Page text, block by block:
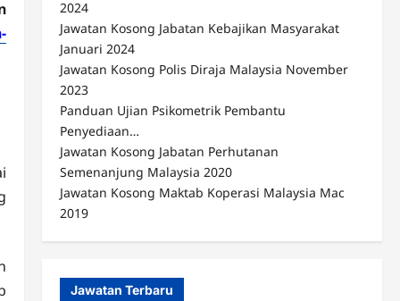
2024
Jawatan Kosong Jabatan Kebajikan Masyarakat
Januari 2024
Jawatan Kosong Polis Diraja Malaysia November
2023
Panduan Ujian Psikometrik Pembantu
Penyediaan…
Jawatan Kosong Jabatan Perhutanan
Semenanjung Malaysia 2020
Jawatan Kosong Maktab Koperasi Malaysia Mac
2019
Jawatan Terbaru